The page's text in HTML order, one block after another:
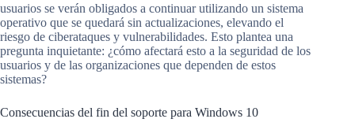
usuarios se verán obligados a continuar utilizando un sistema
operativo que se quedará sin actualizaciones, elevando el
riesgo de ciberataques y vulnerabilidades. Esto plantea una
pregunta inquietante: ¿cómo afectará esto a la seguridad de los
usuarios y de las organizaciones que dependen de estos
sistemas?
Consecuencias del fin del soporte para Windows 10